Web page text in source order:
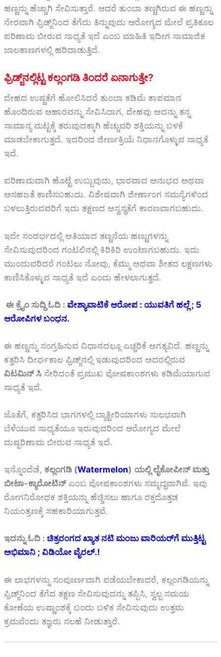
ಹಣ್ಣನ್ನು ಹೆಚ್ಚಾಗಿ ಸೇವಿಸುತ್ತಾರೆ. ಆದರೆ ತುಂಬಾ ತಣ್ಣಗಿರುವ ಈ ಹಣ್ಣನ್ನು
ನೇರವಾಗಿ ಫ್ರಿಡ್ಜ್‌ನಿಂದ ತೆಗೆದು ತಿನ್ನುವುದು ಆರೋಗ್ಯದ ಮೇಲೆ ಪ್ರತಿಕೂಲ
ಪರಿಣಾಮ ಬೀರುವ ಸಾಧ್ಯತೆ ಇದೆ ಎಂಬ ಮಾಹಿತಿ ಇದೀಗ ಸಾಮಾಜಿಕ
ಜಾಲತಾಣಗಳಲ್ಲಿ ಹರಿದಾಡುತ್ತಿದೆ.
ಫ್ರಿಡ್ಜ್‌ನಲ್ಲಿಟ್ಟ ಕಲ್ಲಂಗಡಿ ತಿಂದರೆ ಏನಾಗುತ್ತೇ?
ದೇಹದ ಉಷ್ಣತೆಗೆ ಹೋಲಿಸಿದರೆ ತುಂಬಾ ಕಡಿಮೆ ತಾಪಮಾನ
ಹೊಂದಿರುವ ಆಹಾರವನ್ನು ಸೇವಿಸಿದಾಗ, ದೇಹವು ಅದನ್ನು ತನ್ನ
ಸಾಮಾನ್ಯ ಮಟ್ಟಕ್ಕೆ ತರುವುದಕ್ಕಾಗಿ ಹೆಚ್ಚುವರಿ ಶಕ್ತಿಯನ್ನು ಬಳಕೆ
ಮಾಡಬೇಕಾಗುತ್ತದೆ. ಇದರಿಂದ ಜೀರ್ಣಕ್ರಿಯೆ ನಿಧಾನಗೊಳ್ಳುವ ಸಾಧ್ಯತೆ
ಇದೆ.
ಪರಿಣಾಮವಾಗಿ ಹೊಟ್ಟೆ ಉಬ್ಬುವುದು, ಭಾರವಾದ ಅನುಭವ ಅಥವಾ
ಅಸಹಜತೆ ಕಾಣಿಸಬಹುದು. ವಿಶೇಷವಾಗಿ ಜೀರ್ಣಾಂಗ ಸಮಸ್ಯೆಗಳಿಂದ
ಬಳಲುತ್ತಿರುವವರಿಗೆ ಇದು ತಕ್ಷಣದ ಅಸ್ವಸ್ಥತೆಗೆ ಕಾರಣವಾಗಬಹುದು.
ಇದೇ ಸಂದರ್ಭದಲ್ಲಿ ಅತಿಯಾದ ತಣ್ಣನೆಯ ಹಣ್ಣುಗಳನ್ನು
ಸೇವಿಸುವುದರಿಂದ ಗಂಟಲಿನಲ್ಲಿ ಕಿರಿಕಿರಿ ಉಂಟಾಗಬಹುದು. ಇದು
ಮುಂದುವರಿದರೆ ಗಂಟಲು ನೋವು, ಕೆಮ್ಮು ಅಥವಾ ಶೀತದ ಲಕ್ಷಣಗಳು
ಕಾಣಿಸಿಕೊಳ್ಳುವ ಸಾಧ್ಯತೆ ಇದೆ ಎಂದು ಹೇಳಲಾಗುತ್ತದೆ.
ಈ ಕ್ರೈಂ ಸುದ್ದಿ ಓದಿ : ವೇಶ್ಯಾವಾಟಿಕೆ ಆರೋಪ : ಯುವತಿಗೆ ಹಲ್ಲೆ ; 5
ಆರೋಪಿಗಳ ಬಂಧನ.
ಈ ಹಣ್ಣನ್ನು ಸಂಗ್ರಹಿಸುವ ವಿಧಾನದಲ್ಲೂ ಎಚ್ಚರಿಕೆ ಅಗತ್ಯವಿದೆ. ಹಣ್ಣನ್ನು
ಕತ್ತರಿಸಿ ದೀರ್ಘಕಾಲ ಫ್ರಿಡ್ಜ್‌ನಲ್ಲಿ ಇಡುವುದರಿಂದ ಅದರಲ್ಲಿರುವ
ವಿಟಮಿನ್ ಸಿ ಸೇರಿದಂತೆ ಪ್ರಮುಖ ಪೋಷಕಾಂಶಗಳು ಕಡಿಮೆಯಾಗುವ
ಸಾಧ್ಯತೆ ಇದೆ.
ಜೊತೆಗೆ, ಕತ್ತರಿಸಿದ ಭಾಗಗಳಲ್ಲಿ ಬ್ಯಾಕ್ಟೀರಿಯಾಗಳು ಸುಲಭವಾಗಿ
ಬೆಳೆಯುವ ಸಾಧ್ಯತೆಯೂ ಇರುವುದರಿಂದ ಆರೋಗ್ಯದ ಮೇಲೆ
ದುಷ್ಪರಿಣಾಮ ಬೀರುವ ಸಾಧ್ಯತೆ ಇದೆ.
ಇನ್ನೊಂದೆಡೆ, ಕಲ್ಲಂಗಡಿ (Watermelon) ಯಲ್ಲಿ ಲೈಕೋಪೀನ್ ಮತ್ತು
ಬೀಟಾ-ಕ್ಯಾರೋಟಿನ್ಎಂಬ ಪೋಷಕಾಂಶಗಳು ಸಮೃದ್ಧವಾಗಿವೆ. ಇವು
ರೋಗನಿರೋಧಕ ಶಕ್ತಿಯನ್ನು ಹೆಚ್ಚಿಸಲು ಹಾಗೂ ರಕ್ತದೊತ್ತಡ
ನಿಯಂತ್ರಣಕ್ಕೆ ಸಹಕಾರಿಯಾಗುತ್ತವೆ.
ಇದನ್ನು ಓದಿ : ಚಿತ್ರರಂಗದ ಖ್ಯಾತ ನಟಿ ಮಂಜು ವಾರಿಯರ್‌ಗೆ ಮುತ್ತಿಟ್ಟ
ಅಭಿಮಾನಿ ; ವಿಡಿಯೋ ವೈರಲ್.!
ಈ ಲಾಭಗಳನ್ನು ಸಂಪೂರ್ಣವಾಗಿ ಪಡೆಯಬೇಕಾದರೆ, ಕಲ್ಲಂಗಡಿಯನ್ನು
ಫ್ರಿಡ್ಜ್‌ನಿಂದ ತೆಗೆದ ತಕ್ಷಣ ಸೇವಿಸುವುದನ್ನು ತಪ್ಪಿಸಿ, ಸ್ವಲ್ಪ ಸಮಯ
ಕೋಣೆಯ ಉಷ್ಣಾಂಶಕ್ಕೆ ಬಂದು ಬಳಿಕ ಸೇವಿಸುವುದು ಉತ್ತಮ
ಕ್ರಮವೆಂದು ತಜ್ಞರು ಸಲಹೆ ನೀಡುತ್ತಾರೆ.